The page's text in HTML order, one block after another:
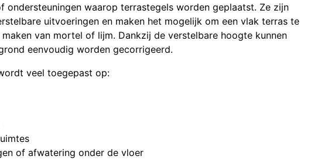
ondersteuningen waarop terrastegels worden geplaatst. Ze zijn
uitvoeringen en maken het mogelijk om een vlak terras te
van mortel of lijm. Dankzij de verstelbare hoogte kunnen
eenvoudig worden gecorrigeerd.
veel toegepast op:
of afwatering onder de vloer